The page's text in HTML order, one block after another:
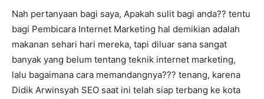
Nah pertanyaan bagi saya, Apakah sulit bagi anda?? tentu
bagi Pembicara Internet Marketing hal demikian adalah
makanan sehari hari mereka, tapi diluar sana sangat
banyak yang belum tentang teknik internet marketing,
lalu bagaimana cara memandangnya??? tenang, karena
Didik Arwinsyah SEO saat ini telah siap terbang ke kota